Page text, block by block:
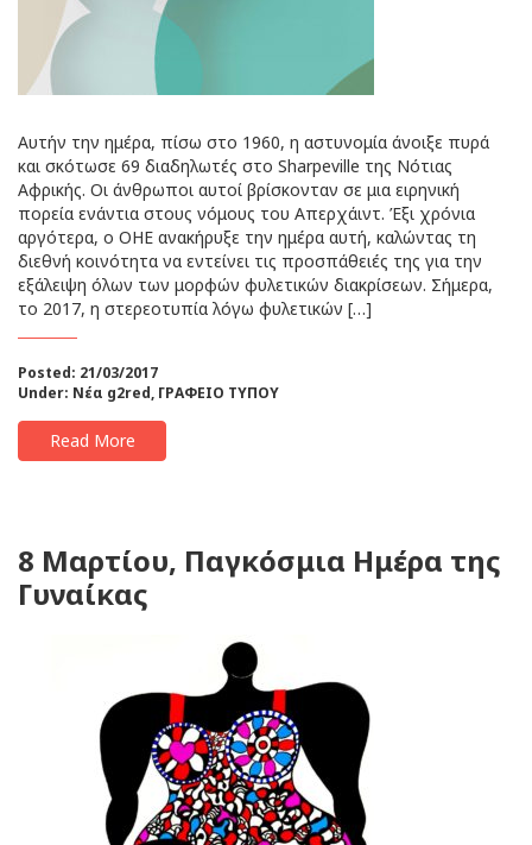
Αυτήν την ημέρα, πίσω στο 1960, η αστυνομία άνοιξε πυρά
και σκότωσε 69 διαδηλωτές στο Sharpeville της Νότιας
Αφρικής. Οι άνθρωποι αυτοί βρίσκονταν σε μια ειρηνική
πορεία ενάντια στους νόμους του Απερχάιντ. Έξι χρόνια
αργότερα, ο ΟΗΕ ανακήρυξε την ημέρα αυτή, καλώντας τη
διεθνή κοινότητα να εντείνει τις προσπάθειές της για την
εξάλειψη όλων των μορφών φυλετικών διακρίσεων. Σήμερα,
το 2017, η στερεοτυπία λόγω φυλετικών […]
Posted: 21/03/2017
Under: Νέα g2red, ΓΡΑΦΕΙΟ ΤΥΠΟΥ
Read More
8 Μαρτίου, Παγκόσμια Ημέρα της
Γυναίκας